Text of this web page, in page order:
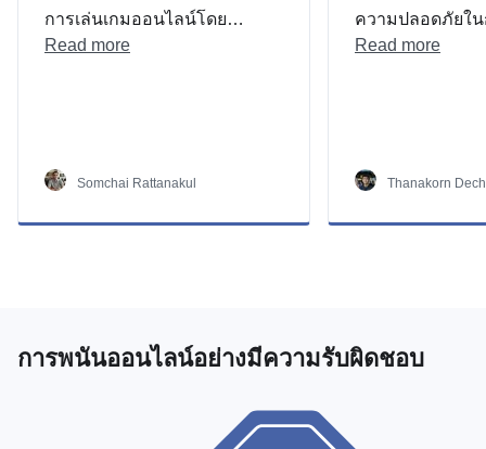
การเล่นเกมออนไลน์โดย…
Read more
Somchai Rattanakul
ความปลอดภัยใ
Read more
Thanakorn
การพนันออนไลน์อย่างมีความรับผิดชอบ